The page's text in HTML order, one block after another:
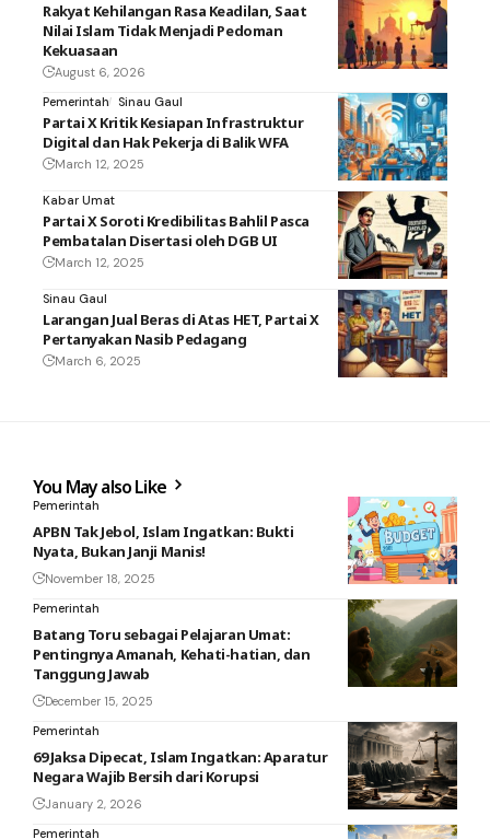
Rakyat Kehilangan Rasa Keadilan, Saat
Nilai Islam Tidak Menjadi Pedoman
Kekuasaan
August 6, 2026
Pemerintah
Sinau Gaul
Partai X Kritik Kesiapan Infrastruktur
Digital dan Hak Pekerja di Balik WFA
March 12, 2025
Kabar Umat
Partai X Soroti Kredibilitas Bahlil Pasca
Pembatalan Disertasi oleh DGB UI
March 12, 2025
Sinau Gaul
Larangan Jual Beras di Atas HET, Partai X
Pertanyakan Nasib Pedagang
March 6, 2025
You May also Like
Pemerintah
APBN Tak Jebol, Islam Ingatkan: Bukti
Nyata, Bukan Janji Manis!
November 18, 2025
Pemerintah
Batang Toru sebagai Pelajaran Umat:
Pentingnya Amanah, Kehati-hatian, dan
Tanggung Jawab
December 15, 2025
Pemerintah
69 Jaksa Dipecat, Islam Ingatkan: Aparatur
Negara Wajib Bersih dari Korupsi
January 2, 2026
Pemerintah